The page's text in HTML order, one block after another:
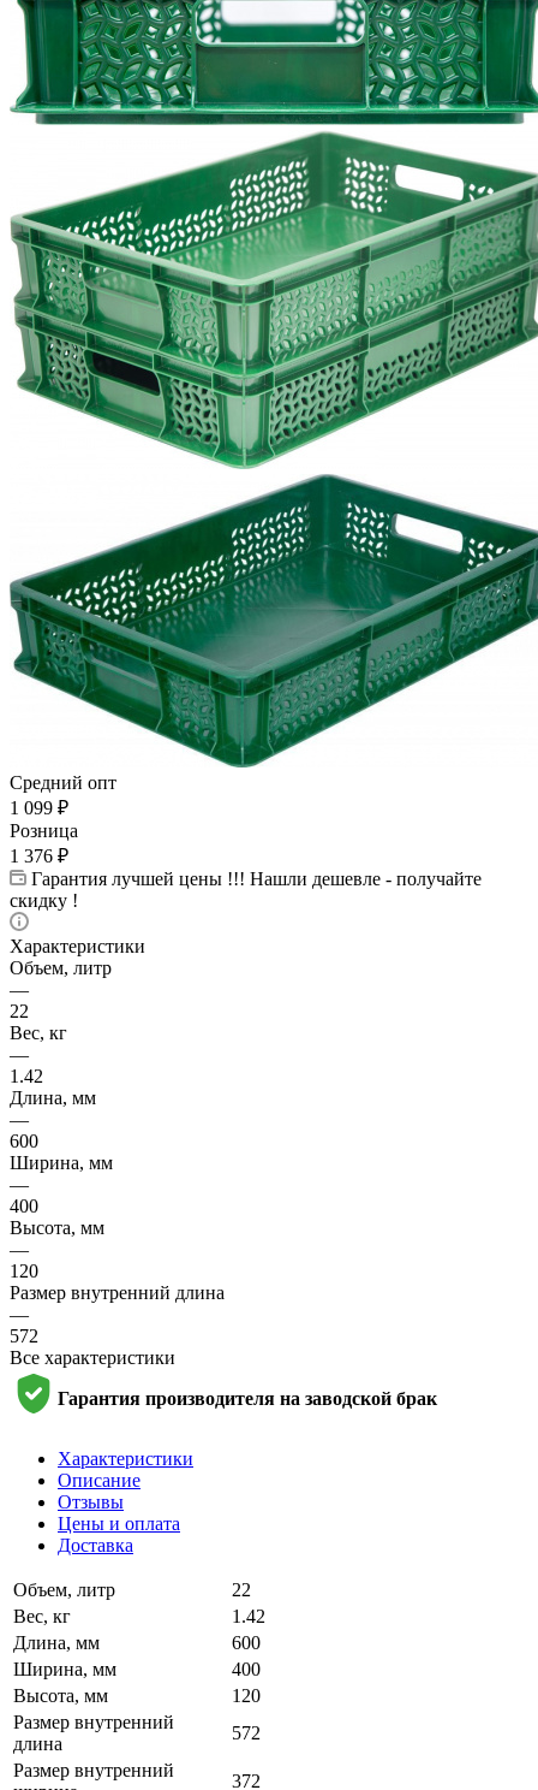
Средний опт
1 099 ₽
Розница
1 376 ₽
Гарантия лучшей цены !!! Нашли дешевле - получайте
скидку !
Характеристики
Объем, литр
—
22
Вес, кг
—
1.42
Длина, мм
—
600
Ширина, мм
—
400
Высота, мм
—
120
Размер внутренний длина
—
572
Все характеристики
Гарантия производителя на заводской брак
Характеристики
Описание
Отзывы
Цены и оплата
Доставка
Объем, литр
22
Вес, кг
1.42
Длина, мм
600
Ширина, мм
400
Высота, мм
120
Размер внутренний
длина
572
Размер внутренний
372